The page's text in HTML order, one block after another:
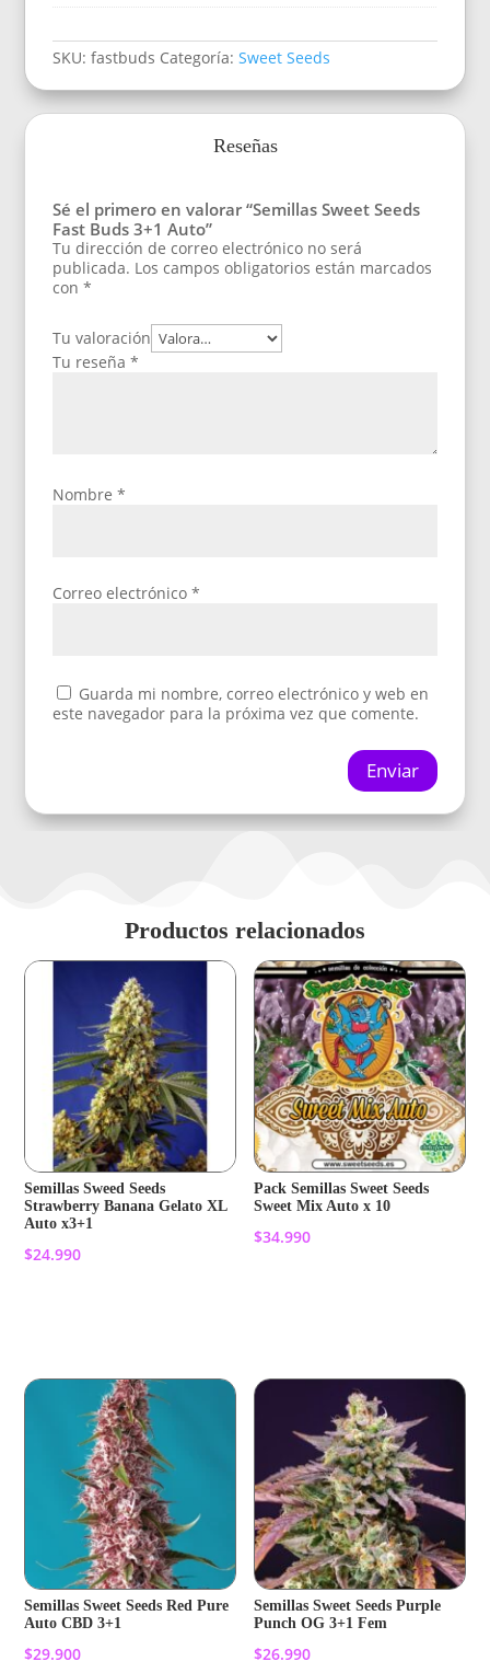
SKU:fastbuds Categoría:Sweet Seeds
Reseñas
Sé el primero en valorar “Semillas Sweet Seeds
Fast Buds 3+1 Auto”
Tu dirección de correo electrónico no será
publicada. Los campos obligatorios están marcados
con*
Tu valoración
Tu reseña*
Nombre*
Correo electrónico*
Guarda mi nombre, correo electrónico y web en
este navegador para la próxima vez que comente.
Enviar
Productos relacionados
Semillas Sweed Seeds
Strawberry Banana Gelato XL
Auto x3+1
$24.990
Pack Semillas Sweet Seeds
Sweet Mix Auto x 10
$34.990
Semillas Sweet Seeds Red Pure
Auto CBD 3+1
$29.900
Semillas Sweet Seeds Purple
Punch OG 3+1 Fem
$26.990